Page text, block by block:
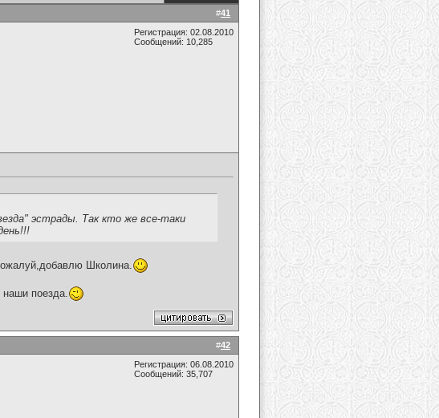
#41
Регистрация: 02.08.2010
Сообщений: 10,285
эстрады. Так кто же все-таки
Школина.
поезда.
#42
Регистрация: 06.08.2010
Сообщений: 35,707